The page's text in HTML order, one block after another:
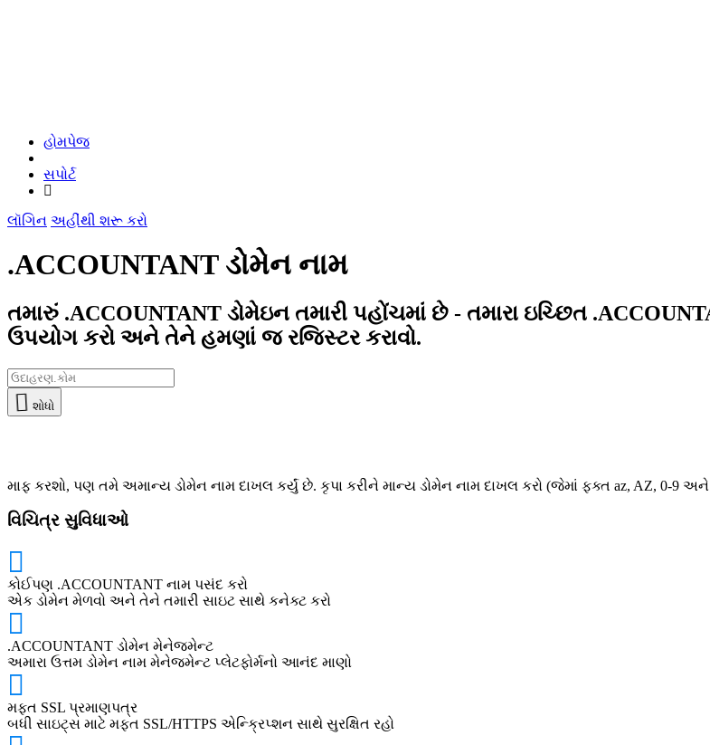
હોમપેજ
સપોર્ટ
લૉગિન અહીંથી શરૂ કરો
.ACCOUNTANT ડોમેન નામ
તમારું .ACCOUNTANT ડોમેઇન તમારી પહોંચમાં છે - તમારા ઇચ્છિત
ઉપયોગ કરો અને તેને હમણાં જ રજિસ્ટર કરાવો.
શોધો
માફ કરશો, પણ તમે અમાન્ય ડોમેન નામ દાખલ કર્યું છે. કૃપા કરીને માન્ય ડોમેન નામ દાખલ કરો (જેમાં ફક્ત az, AZ, 0-9
વિચિત્ર સુવિધાઓ
કોઈપણ .ACCOUNTANT નામ પસંદ કરો
એક ડોમેન મેળવો અને તેને તમારી સાઇટ સાથે કનેક્ટ કરો
.ACCOUNTANT ડોમેન મેનેજમેન્ટ
અમારા ઉત્તમ ડોમેન નામ મેનેજમેન્ટ પ્લેટફોર્મનો આનંદ માણો
મફત SSL પ્રમાણપત્ર
બધી સાઇટ્સ માટે મફત SSL/HTTPS એન્ક્રિપ્શન સાથે સુરક્ષિત રહો